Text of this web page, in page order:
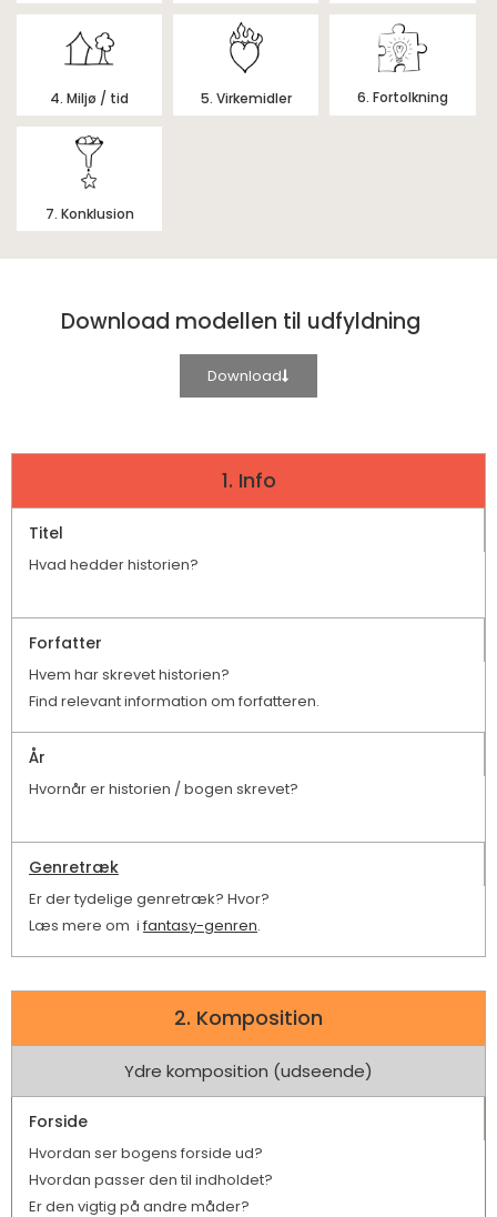
4. Miljø / tid 5. Virkemidler 6. Fortolkning
7. Konklusion
Download modellen til udfyldning
Download
1. Info
Titel
Hvad hedder historien?
Forfatter
Hvem har skrevet historien?
Find relevant information om forfatteren.
År
Hvornår er historien / bogen skrevet?
Genretræk
Er der tydelige genretræk? Hvor?
Læs mere om i fantasy-genren.
2. Komposition
Ydre komposition (udseende)
Forside
Hvordan ser bogens forside ud?
Hvordan passer den til indholdet?
Er den vigtig på andre måder?